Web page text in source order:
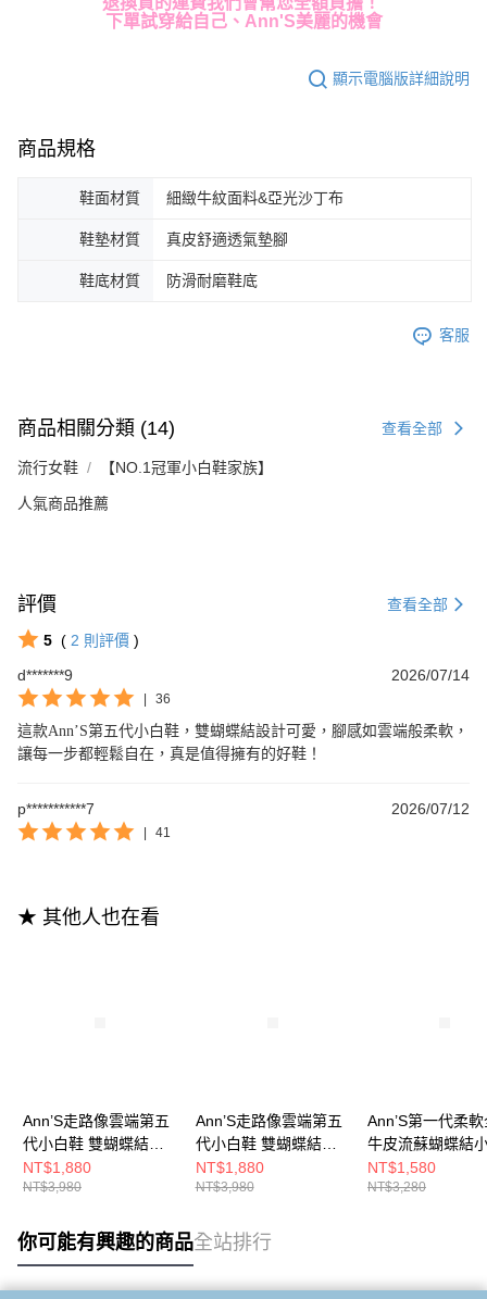
下單試穿給自己、Ann'S美麗的機會
顯示電腦版詳細說明
商品規格
鞋面材質 細緻牛紋面料&亞光沙丁布
鞋墊材質 真皮舒適透氣墊腳
鞋底材質 防滑耐磨鞋底
客服
商品相關分類 (14) 查看全部
流行女鞋 【NO.1冠軍小白鞋家族】
人氣商品推薦
評價 查看全部
5 ( 2 則評價 )
d*******9
2026/07/14
| 36
這款Ann’S第五代小白鞋，雙蝴蝶結設計可愛，腳感如雲端般柔軟，
讓每一步都輕鬆自在，真是值得擁有的好鞋！
p***********7 2026/07/12
| 41
★ 其他人也在看
Ann’S走路像雲端第五
代小白鞋 雙蝴蝶結超
軟膠底德訓鞋-黑
NT$1,880
NT$3,980
Ann’S走路像雲端第五
代小白鞋 雙蝴蝶結超
軟膠底德訓鞋-銀
NT$1,880
NT$3,980
Ann’S第一代柔
牛皮流蘇蝴蝶結
鞋-白
NT$1,580
NT$3,280
你可能有興趣的商品全站排行